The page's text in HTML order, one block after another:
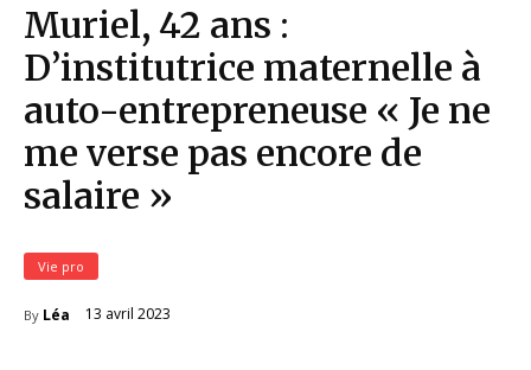
Muriel, 42 ans :
D’institutrice maternelle à
auto-entrepreneuse « Je ne
me verse pas encore de
salaire »
Vie pro
By Léa 13 avril 2023